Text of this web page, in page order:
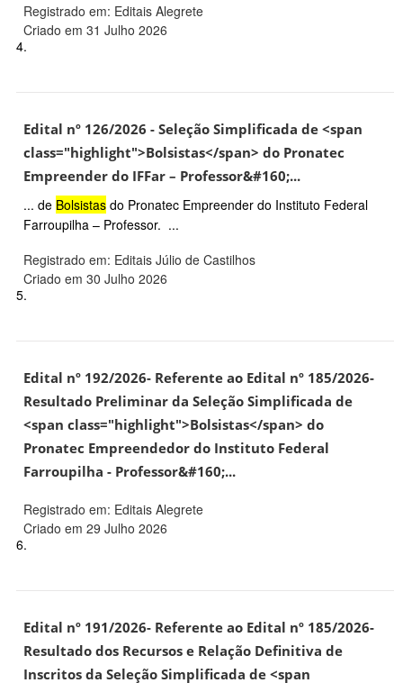
Registrado em: Editais Alegrete
Criado em 31 Julho 2026
4.
Edital nº 126/2026 - Seleção Simplificada de <span
class="highlight">Bolsistas</span> do Pronatec
Empreender do IFFar – Professor&#160;...
... de Bolsistas do Pronatec Empreender do Instituto Federal
Farroupilha – Professor. ...
Registrado em: Editais Júlio de Castilhos
Criado em 30 Julho 2026
5.
Edital nº 192/2026- Referente ao Edital nº 185/2026-
Resultado Preliminar da Seleção Simplificada de
<span class="highlight">Bolsistas</span> do
Pronatec Empreendedor do Instituto Federal
Farroupilha - Professor&#160;...
Registrado em: Editais Alegrete
Criado em 29 Julho 2026
6.
Edital nº 191/2026- Referente ao Edital nº 185/2026-
Resultado dos Recursos e Relação Definitiva de
Inscritos da Seleção Simplificada de <span